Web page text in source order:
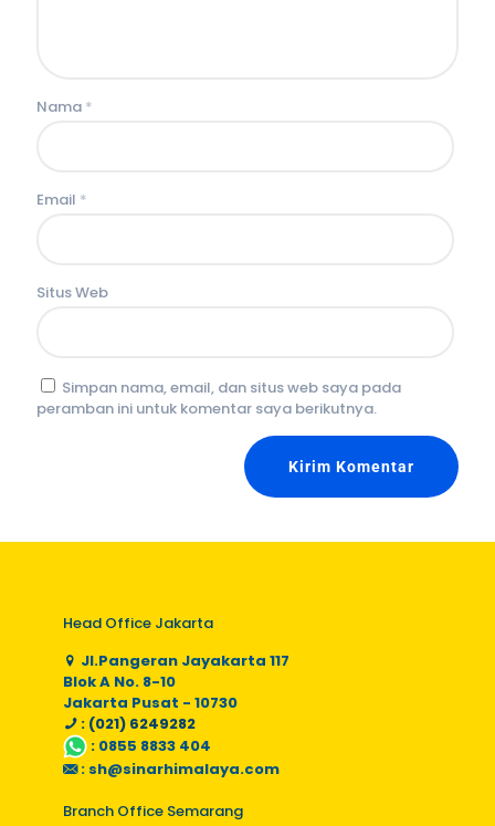
Nama *
Email *
Situs Web
Simpan nama, email, dan situs web saya pada
peramban ini untuk komentar saya berikutnya.
Head Office Jakarta
Jl.Pangeran Jayakarta 117
Blok A No. 8-10
Jakarta Pusat - 10730
: (021) 6249282
: 0855 8833 404
: sh@sinarhimalaya.com
Branch Office Semarang